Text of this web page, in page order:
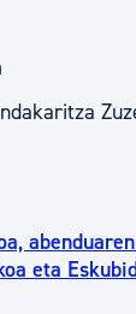
eta